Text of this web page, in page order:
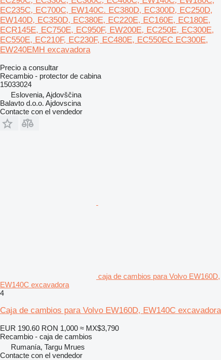
EC235C, EC700C, EW140C. EC380D, EC300D, EC250D,
EW140D, EC350D, EC380E, EC220E, EC160E, EC180E,
ECR145E, EC750E, EC950F, EW200E, EC250E, EC300E,
EC550E, EC210F, EC230F, EC480E, EC550EC EC300E,
EW240EMH excavadora
Precio a consultar
Recambio - protector de cabina
15033024
Eslovenia, Ajdovščina
Balavto d.o.o. Ajdovscina
Contacte con el vendedor
caja de cambios para Volvo EW160D,
EW140C excavadora
4
Caja de cambios para Volvo EW160D, EW140C excavadora
EUR 190.60 RON 1,000 ≈ MX$3,790
Recambio - caja de cambios
Rumanía, Targu Mrues
Contacte con el vendedor